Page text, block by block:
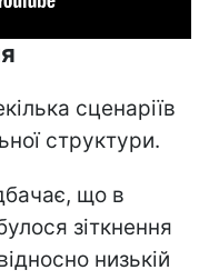
сценаріїв
структури.
що в
зіткнення
низькій